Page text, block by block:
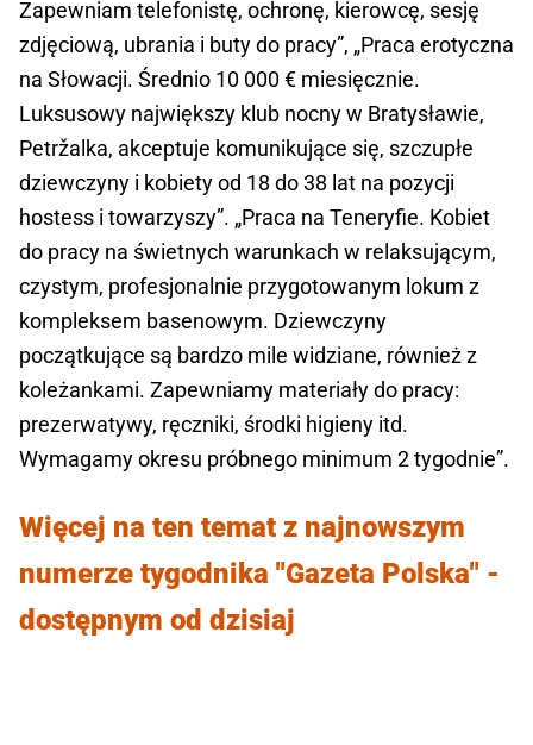
Zapewniam telefonistę, ochronę, kierowcę, sesję
zdjęciową, ubrania i buty do pracy”, „Praca erotyczna
na Słowacji. Średnio 10 000 € miesięcznie.
Luksusowy największy klub nocny w Bratysławie,
Petržalka, akceptuje komunikujące się, szczupłe
dziewczyny i kobiety od 18 do 38 lat na pozycji
hostess i towarzyszy”. „Praca na Teneryfie. Kobiet
do pracy na świetnych warunkach w relaksującym,
czystym, profesjonalnie przygotowanym lokum z
kompleksem basenowym. Dziewczyny
początkujące są bardzo mile widziane, również z
koleżankami. Zapewniamy materiały do pracy:
prezerwatywy, ręczniki, środki higieny itd.
Wymagamy okresu próbnego minimum 2 tygodnie”.
Więcej na ten temat z najnowszym
numerze tygodnika "Gazeta Polska" -
dostępnym od dzisiaj